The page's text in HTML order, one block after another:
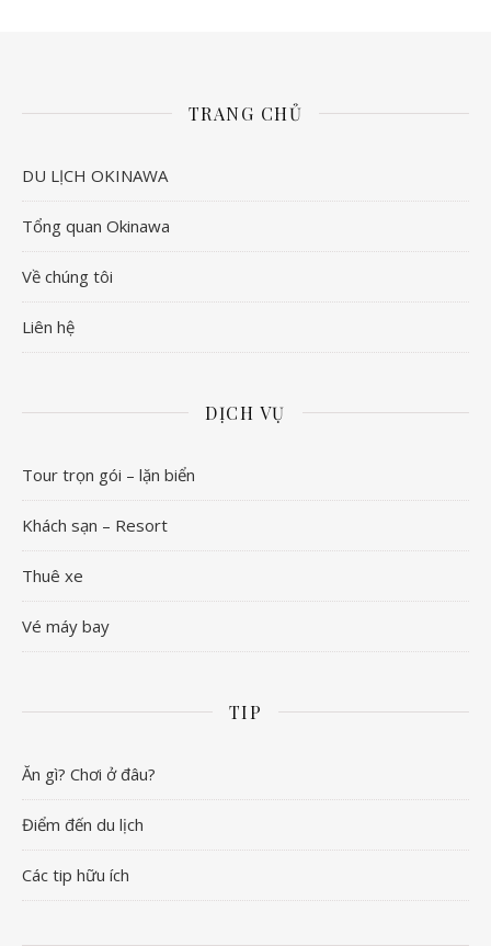
TRANG CHỦ
DU LỊCH OKINAWA
Tổng quan Okinawa
Về chúng tôi
Liên hệ
DỊCH VỤ
Tour trọn gói – lặn biển
Khách sạn – Resort
Thuê xe
Vé máy bay
TIP
Ăn gì? Chơi ở đâu?
Điểm đến du lịch
Các tip hữu ích